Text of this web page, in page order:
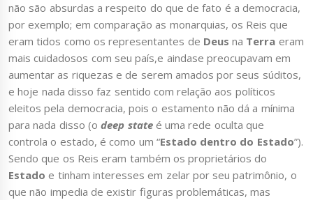
não são absurdas a respeito do que de fato é a democracia,
por exemplo; em comparação as monarquias, os Reis que
eram tidos como os representantes de Deus na Terra eram
mais cuidadosos com seu país,e aindase preocupavam em
aumentar as riquezas e de serem amados por seus súditos,
e hoje nada disso faz sentido com relação aos políticos
eleitos pela democracia, pois o estamento não dá a mínima
para nada disso (odeep stateé uma rede oculta que
controla o estado, é como um “Estado dentro do Estado”).
Sendo que os Reis eram também os proprietários do
Estado e tinham interesses em zelar por seu patrimônio, o
que não impedia de existir figuras problemáticas, mas